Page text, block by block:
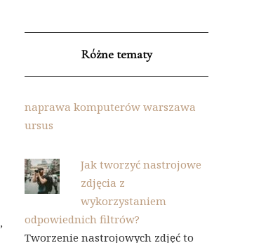
Różne tematy
naprawa komputerów warszawa
ursus
Jak tworzyć nastrojowe
zdjęcia z
wykorzystaniem
odpowiednich filtrów?
Tworzenie nastrojowych zdjęć to